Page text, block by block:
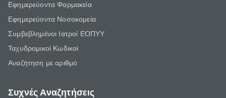
Εφημερεύοντα Φαρμακεία
Εφημερεύοντα Νοσοκομεία
Συμβεβλημένοι Ιατροί ΕΟΠΥΥ
Ταχυδρομικοί Κωδικοί
Αναζήτηση με αριθμό
Συχνές Αναζητήσεις